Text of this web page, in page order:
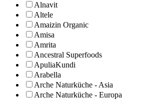
Alnavit
Altele
Amaizin Organic
Amisa
Amrita
Ancestral Superfoods
ApuliaKundi
Arabella
Arche Naturküche - Asia
Arche Naturküche - Europa